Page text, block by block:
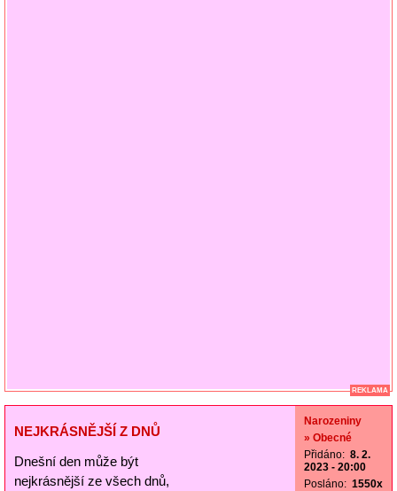
REKLAMA
NEJKRÁSNĚJŠÍ Z DNŮ
Dnešní den může být
nejkrásnější ze všech dnů,
Narozeniny
» Obecné
Přidáno: 8. 2.
2023 - 20:00
Posláno: 1550x